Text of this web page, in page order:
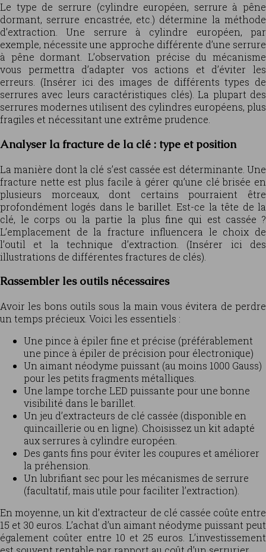
Le type de serrure (cylindre européen, serrure à pêne
dormant, serrure encastrée, etc.) détermine la méthode
d’extraction. Une serrure à cylindre européen, par
exemple, nécessite une approche différente d’une serrure
à pêne dormant. L’observation précise du mécanisme
vous permettra d’adapter vos actions et d’éviter les
erreurs. (Insérer ici des images de différents types de
serrures avec leurs caractéristiques clés). La plupart des
serrures modernes utilisent des cylindres européens, plus
fragiles et nécessitant une extrême prudence.
Analyser la fracture de la clé : type et position
La manière dont la clé s’est cassée est déterminante. Une
fracture nette est plus facile à gérer qu’une clé brisée en
plusieurs morceaux, dont certains pourraient être
profondément logés dans le barillet. Est-ce la tête de la
clé, le corps ou la partie la plus fine qui est cassée ?
L’emplacement de la fracture influencera le choix de
l’outil et la technique d’extraction. (Insérer ici des
illustrations de différentes fractures de clés).
Rassembler les outils nécessaires
Avoir les bons outils sous la main vous évitera de perdre
un temps précieux. Voici les essentiels :
Une pince à épiler fine et précise (préférablement
une pince à épiler de précision pour électronique)
Un aimant néodyme puissant (au moins 1000 Gauss)
pour les petits fragments métalliques.
Une lampe torche LED puissante pour une bonne
visibilité dans le barillet.
Un jeu d’extracteurs de clé cassée (disponible en
quincaillerie ou en ligne). Choisissez un kit adapté
aux serrures à cylindre européen.
Des gants fins pour éviter les coupures et améliorer
la préhension.
Un lubrifiant sec pour les mécanismes de serrure
(facultatif, mais utile pour faciliter l’extraction).
En moyenne, un kit d’extracteur de clé cassée coûte entre
15 et 30 euros. L’achat d’un aimant néodyme puissant peut
également coûter entre 10 et 25 euros. L’investissement